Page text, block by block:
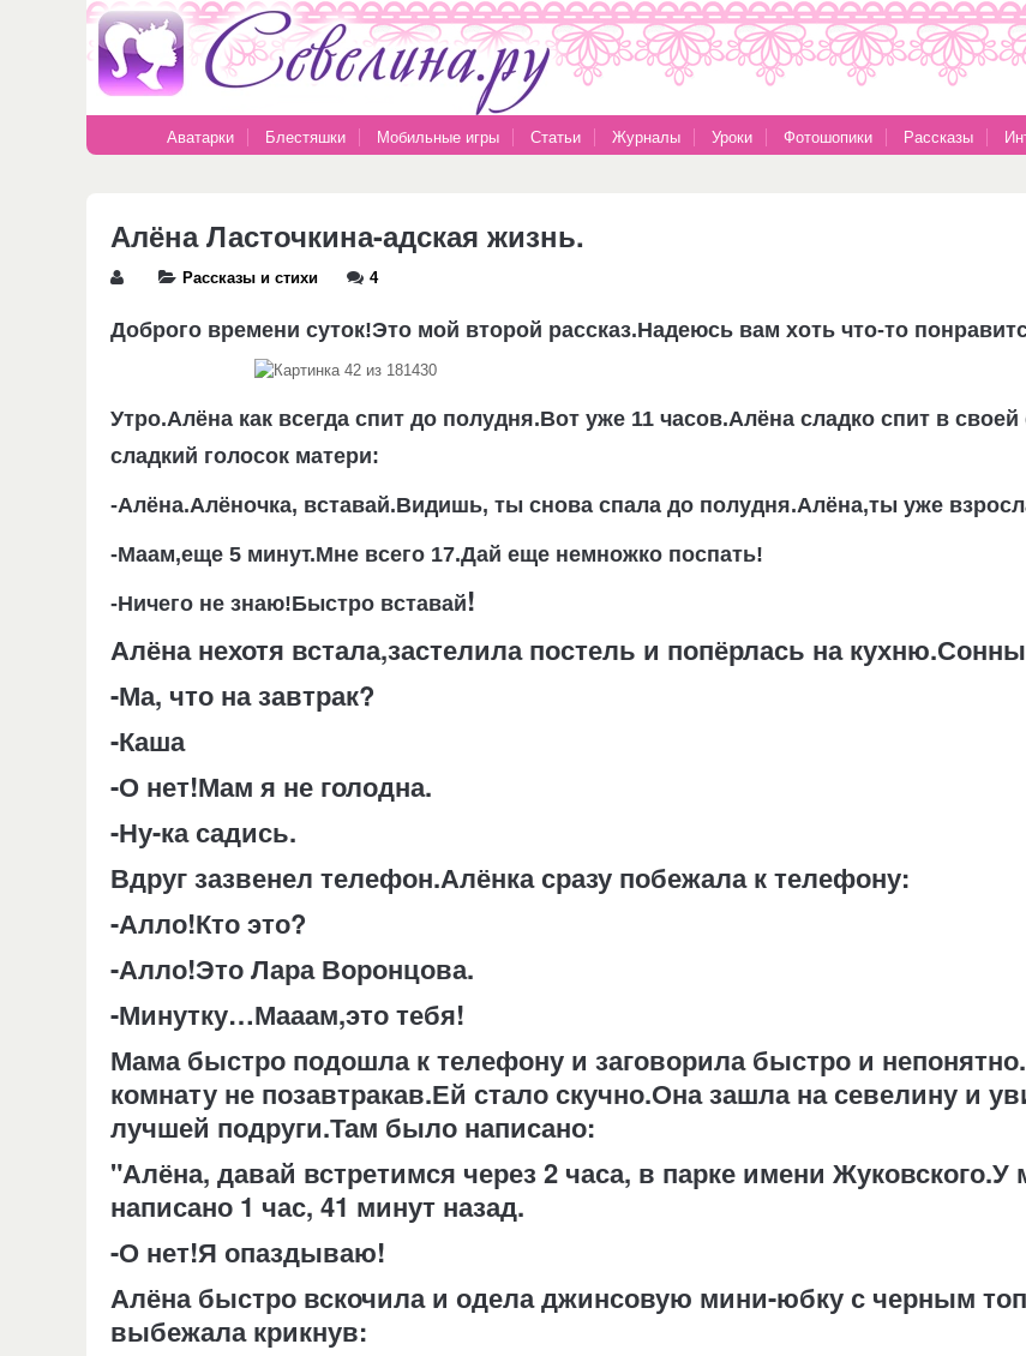
Аватарки Блестяшки Мобильные игры Статьи Журналы Уроки Фотошопики Рассказы
Алёна Ласточкина-адская жизнь.
Рассказы и стихи 4
Доброго времени суток!Это мой второй рассказ.Надеюсь вам хоть что-то
Утро.Алёна как всегда спит до полудня.Вот уже 11 часов.Алёна сладко спит в
сладкий голосок матери:
-Алёна.Алёночка, вставай.Видишь, ты снова спала до полудня.Алёна,ты уже
-Маам,еще 5 минут.Мне всего 17.Дай еще немножко поспать!
-Ничего не знаю!Быстро вставай!
Алёна нехотя встала,застелила постель и попёрлась на
-Ма, что на завтрак?
-Каша
-О нет!Мам я не голодна.
-Ну-ка садись.
Вдруг зазвенел телефон.Алёнка сразу побежала к телефону:
-Алло!Кто это?
-Алло!Это Лара Воронцова.
-Минутку…Мааам,это тебя!
Мама быстро подошла к телефону и заговорила быстро и
комнату не позавтракав.Ей стало скучно.Она зашла на севелину и
лучшей подруги.Там было написано:
"Алёна, давай встретимся через 2 часа, в парке имени
написано 1 час, 41 минут назад.
-О нет!Я опаздываю!
Алёна быстро вскочила и одела джинсовую мини-юбку с черным
выбежала крикнув: